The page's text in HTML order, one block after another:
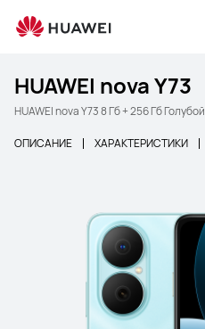
HUAWEI nova Y73
HUAWEI nova Y73 8 Гб + 256 Гб Голубой
ОПИСАНИЕ ХАРАКТЕРИСТИКИ